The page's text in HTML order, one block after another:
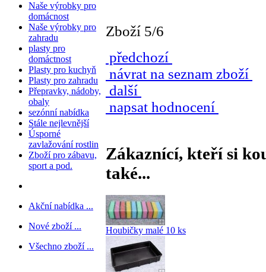
Naše výrobky pro
domácnost
Naše výrobky pro
zahradu
plasty pro
domáctnost
Plasty pro kuchyň
Plasty pro zahradu
Přepravky, nádoby,
obaly
sezónní nabídka
Stále nejlevnější
Úsporné
zavlažování rostlin
Zboží pro zábavu,
sport a pod.
Akční nabídka ...
Nové zboží ...
Všechno zboží ...
Zboží 5/6
předchozí
návrat na seznam zboží
další
napsat hodnocení
Zákaznící, kteří si
také...
Houbičky malé 10 ks